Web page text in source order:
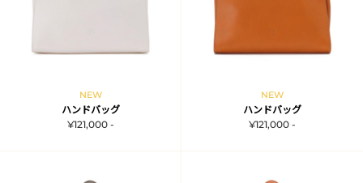
NEW
ハンドバッグ
¥121,000 -
NEW
ハンドバッグ
¥121,000 -